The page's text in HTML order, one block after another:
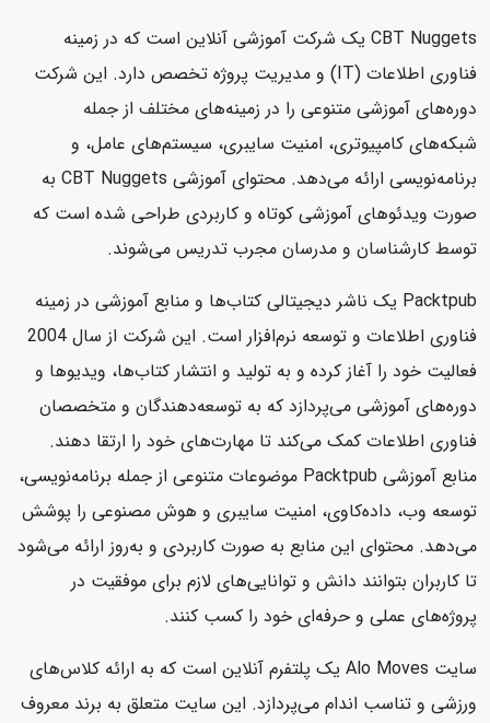
CBT Nuggets یک شرکت آموزشی آنلاین است که در زمینه
فناوری اطلاعات (IT) و مدیریت پروژه تخصص دارد. این شرکت
دوره‌های آموزشی متنوعی را در زمینه‌های مختلف از جمله
شبکه‌های کامپیوتری، امنیت سایبری، سیستم‌های عامل، و
برنامه‌نویسی ارائه می‌دهد. محتوای آموزشی CBT Nuggets به
صورت ویدئوهای آموزشی کوتاه و کاربردی طراحی شده است که
توسط کارشناسان و مدرسان مجرب تدریس می‌شوند.
Packtpub یک ناشر دیجیتالی کتاب‌ها و منابع آموزشی در زمینه
فناوری اطلاعات و توسعه نرم‌افزار است. این شرکت از سال 2004
فعالیت خود را آغاز کرده و به تولید و انتشار کتاب‌ها، ویدیوها و
دوره‌های آموزشی می‌پردازد که به توسعه‌دهندگان و متخصصان
فناوری اطلاعات کمک می‌کند تا مهارت‌های خود را ارتقا دهند.
منابع آموزشی Packtpub موضوعات متنوعی از جمله برنامه‌نویسی،
توسعه وب، داده‌کاوی، امنیت سایبری و هوش مصنوعی را پوشش
می‌دهد. محتوای این منابع به صورت کاربردی و به‌روز ارائه می‌شود
تا کاربران بتوانند دانش و توانایی‌های لازم برای موفقیت در
پروژه‌های عملی و حرفه‌ای خود را کسب کنند.
سایت Alo Moves یک پلتفرم آنلاین است که به ارائه کلاس‌های
ورزشی و تناسب اندام می‌پردازد. این سایت متعلق به برند معروف